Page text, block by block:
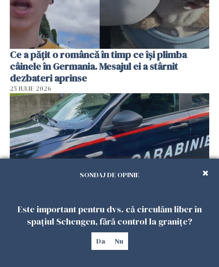
Ce a pățit o româncă în timp ce își plimba
câinele în Germania. Mesajul ei a stârnit
dezbateri aprinse
25 IULIE 2026
Româncă din Italia, acuzată că și-a lăsat copiii
singuri în casă pentru a merge la mall. Vecinii
SONDAJ DE OPINIE
Este important pentru dvs. că circulăm liber în
spațiul Schengen, fără control la granițe?
Da Nu